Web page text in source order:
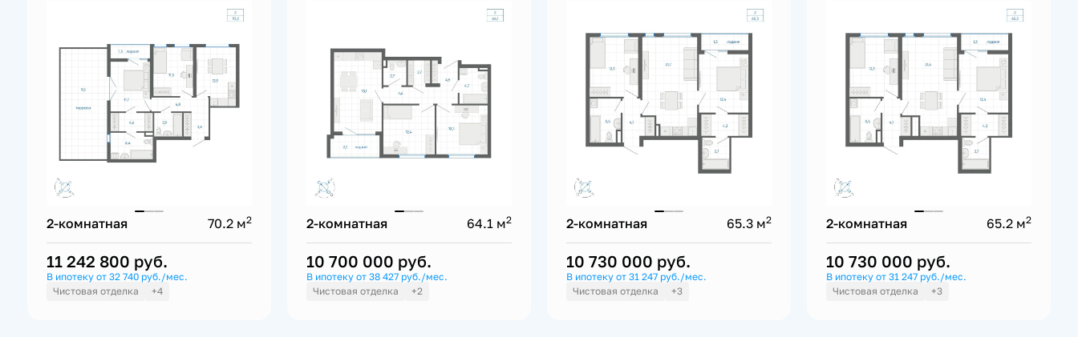
2-комнатная 70.2 м2
11 242 800 руб.
В ипотеку от 32 740 руб./мес.
Чистовая отделка
+4
2-комнатная 64.1 м2
10 700 000 руб.
В ипотеку от 38 427 руб./мес.
Чистовая отделка
+2
2-комнатная 65.3 м2
10 730 000 руб.
В ипотеку от 31 247 руб./мес.
Чистовая отделка
+3
2-комнатная 65.2 м2
10 730 000 руб.
В ипотеку от 31 247 руб./мес.
Чистовая отделка
+3